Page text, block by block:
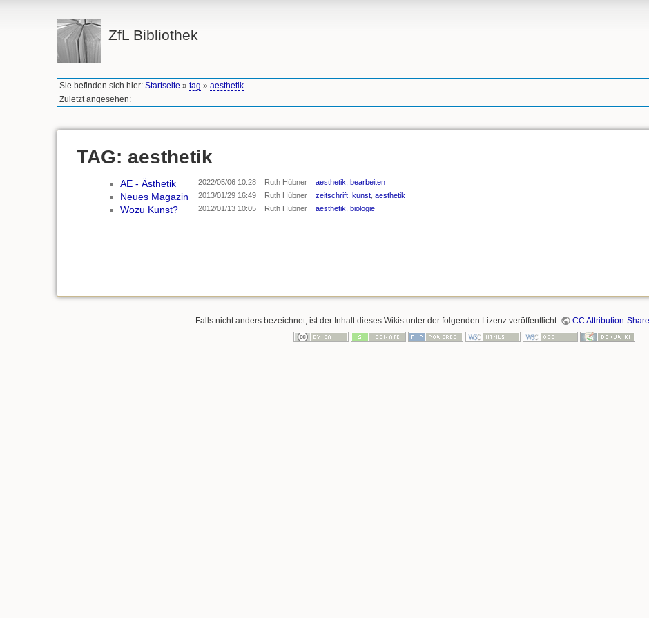
ZfL Bibliothek
Sie befinden sich hier:Startseite »tag »aesthetik
Zuletzt angesehen:
TAG: aesthetik
AE - Ästhetik 2022/05/06 10:28 Ruth Hübner aesthetik bearbeiten
Neues Magazin 2013/01/29 16:49 Ruth Hübner zeitschrift kunst aesthetik
Wozu Kunst? 2012/01/13 10:05 Ruth Hübner aesthetik biologie
Falls nicht anders bezeichnet, ist der Inhalt dieses Wikis unter der folgenden Lizenz veröffentlicht: CC Attribution-